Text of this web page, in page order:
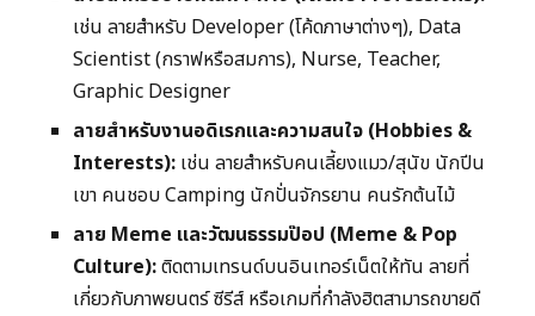
เช่น ลายสำหรับ Developer (โค้ดภาษาต่างๆ), Data
Scientist (กราฟหรือสมการ), Nurse, Teacher,
Graphic Designer
ลายสำหรับงานอดิเรกและความสนใจ (Hobbies &
Interests): เช่น ลายสำหรับคนเลี้ยงแมว/สุนัข นักปีน
เขา คนชอบ Camping นักปั่นจักรยาน คนรักต้นไม้
ลาย Meme และวัฒนธรรมป๊อป (Meme & Pop
Culture):ติดตามเทรนด์บนอินเทอร์เน็ตให้ทัน ลายที่
เกี่ยวกับภาพยนตร์ ซีรีส์ หรือเกมที่กำลังฮิตสามารถขายดี